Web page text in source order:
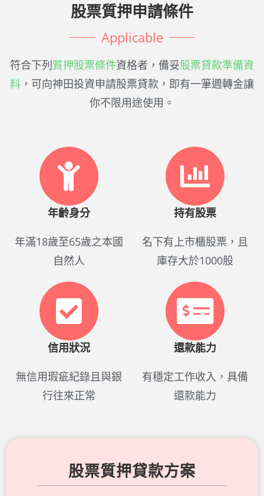
股票質押申請條件
Applicable
符合下列質押股票條件資格者，備妥股票貸款準備資
料 ，可向神田投資申請股票貸款，即有一筆週轉金讓
你不限用途使用。
年齡身分
年滿18歲至65歲之本國
自然人
持有股票
名下有上市櫃股票，且
庫存大於1000股
信用狀況
無信用瑕疵紀錄且與銀
行往來正常
還款能力
有穩定工作收入，具備
還款能力
股票質押貸款方案